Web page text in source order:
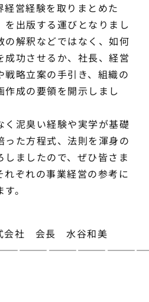
経営経験を取りまとめた
を出版する運びとなりまし
の解釈などではなく、如何
成功させるか、社長、経営
略立案の手引き、組織の
成の要領を開示しまし
く泥臭い経験や実学が基礎
った方程式、法則を渾身の
ましたので、ぜひ皆さま
れぞれの事業経営の参考に
。
会社 会長 水谷和美